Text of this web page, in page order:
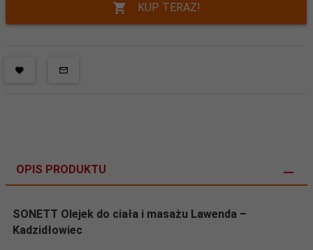
KUP TERAZ!
OPIS PRODUKTU
SONETT Olejek do ciała i masażu Lawenda –
Kadzidłowiec